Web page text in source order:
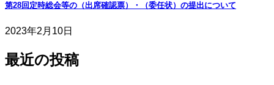
第28回定時総会等の（出席確認票）・（委任状）の提出について
2023年2月10日
最近の投稿